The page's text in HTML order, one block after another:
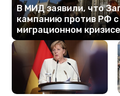
В МИД заявили, что
кампанию против РФ
миграционном кризисе